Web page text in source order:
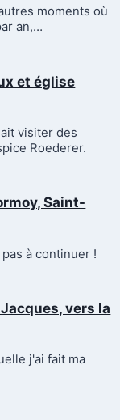
moments où
an,…
et église
visiter des
Roederer.
Saint-
à continuer !
vers la
j'ai fait ma